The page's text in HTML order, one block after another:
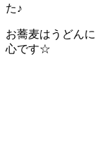
た♪
お蕎麦はうどん
心です☆